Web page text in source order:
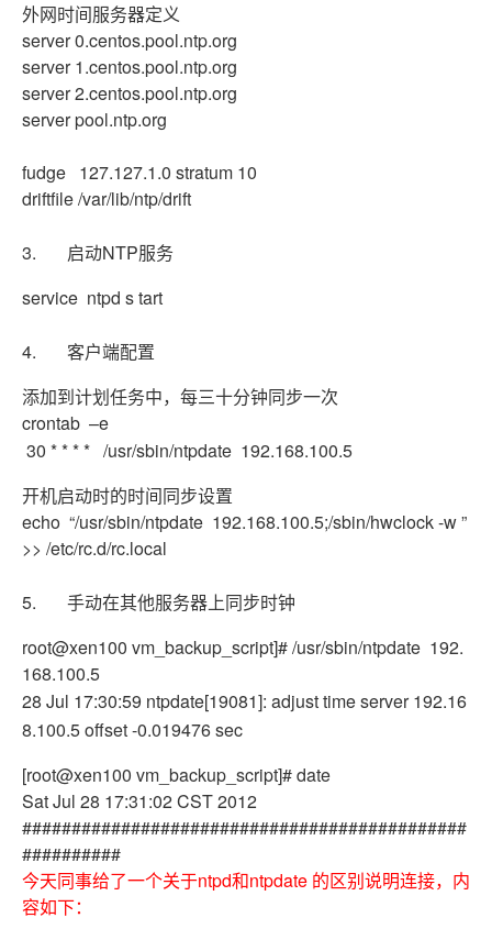
外网时间服务器定义
server 0.centos.pool.ntp.org
server 1.centos.pool.ntp.org
server 2.centos.pool.ntp.org
server pool.ntp.org
fudge 127.127.1.0 stratum 10
driftfile /var/lib/ntp/drift
3. 启动NTP服务
service ntpd s tart
4. 客户端配置
添加到计划任务中，每三十分钟同步一次
crontab –e
30 * * * * /usr/sbin/ntpdate 192.168.100.5
开机启动时的时间同步设置
echo “/usr/sbin/ntpdate 192.168.100.5;/sbin/hwclock -w ”
>> /etc/rc.d/rc.local
5. 手动在其他服务器上同步时钟
root@xen100 vm_backup_script]# /usr/sbin/ntpdate 192.
168.100.5
28 Jul 17:30:59 ntpdate[19081]: adjust time server 192.16
8.100.5 offset -0.019476 sec
[root@xen100 vm_backup_script]# date
Sat Jul 28 17:31:02 CST 2012
#############################################
##########
今天同事给了一个关于ntpd和ntpdate 的区别说明连接，内
容如下：